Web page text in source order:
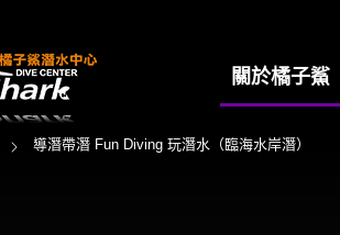
關於橘子鯊
導潛帶潛 Fun Diving 玩潛水（臨海水岸潛）